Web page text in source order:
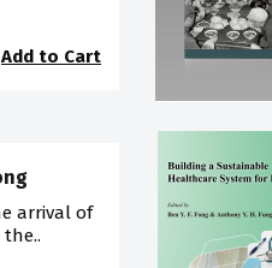
Add to Cart
arrival of